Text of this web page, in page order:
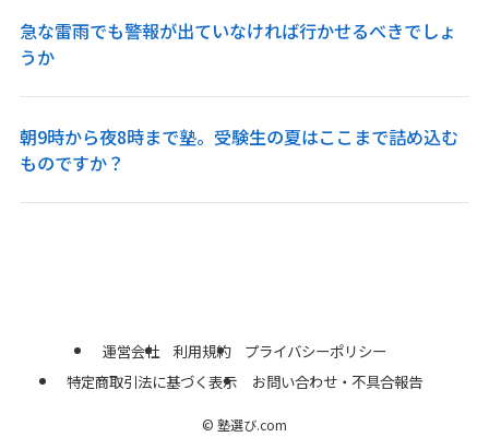
急な雷雨でも警報が出ていなければ行かせるべきでしょ
うか
朝9時から夜8時まで塾。受験生の夏はここまで詰め込む
ものですか？
運営会社 利用規約
プライバシーポリシー
特定商取引法に基づく表示
お問い合わせ・不具合報告
© 塾選び.com